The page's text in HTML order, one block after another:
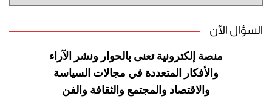
السؤال الآن
منصة إلكترونية تعنى بالحوار ونشر الآراء
والأفكار المتعددة في مجالات السياسة
والاقتصاد والمجتمع والثقافة والفن